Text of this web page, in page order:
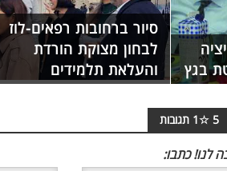
בגץ
סיור ברחובות רפאים-לוז
לבחון מצוקת הורדת
והעלאת תלמידים
5
☆
1 תגובות
לנו! כתבו: